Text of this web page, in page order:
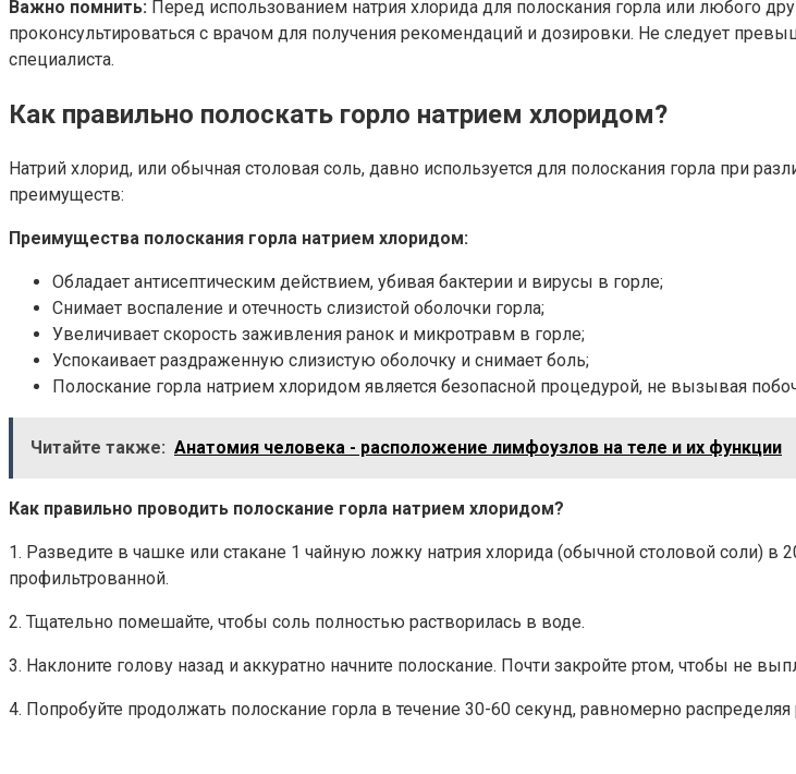
Важно помнить: Перед использованием натрия хлорида для полоскания горла или любого
проконсультироваться с врачом для получения рекомендаций и дозировки. Не следует
специалиста.
Как правильно полоскать горло натрием хлоридом?
Натрий хлорид, или обычная столовая соль, давно используется для полоскания горла при
преимуществ:
Преимущества полоскания горла натрием хлоридом:
Обладает антисептическим действием, убивая бактерии и вирусы в горле;
Снимает воспаление и отечность слизистой оболочки горла;
Увеличивает скорость заживления ранок и микротравм в горле;
Успокаивает раздраженную слизистую оболочку и снимает боль;
Полоскание горла натрием хлоридом является безопасной процедурой, не вызывая
Читайте также: Анатомия человека - расположение лимфоузлов на теле и их функции
Как правильно проводить полоскание горла натрием хлоридом?
1. Разведите в чашке или стакане 1 чайную ложку натрия хлорида (обычной столовой соли)
профильтрованной.
2. Тщательно помешайте, чтобы соль полностью растворилась в воде.
3. Наклоните голову назад и аккуратно начните полоскание. Почти закройте ртом, чтобы не
4. Попробуйте продолжать полоскание горла в течение 30-60 секунд, равномерно распределяя